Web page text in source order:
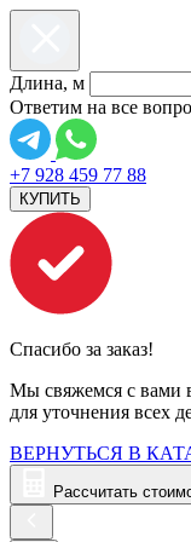
Длина, м
Ответим на все
+7 928 459 77 88
КУПИТЬ
Спасибо за заказ!
Мы свяжемся с вами
для уточнения всех
ВЕРНУТЬСЯ В
Рассчитать